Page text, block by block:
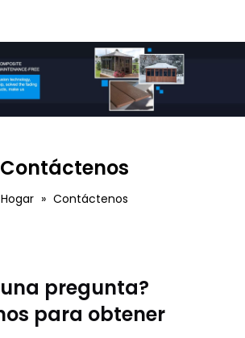
Contáctenos
Hogar » Contáctenos
pregunta?
para obtener